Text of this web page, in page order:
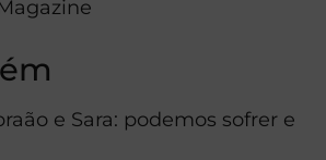
e Sara: podemos sofrer e